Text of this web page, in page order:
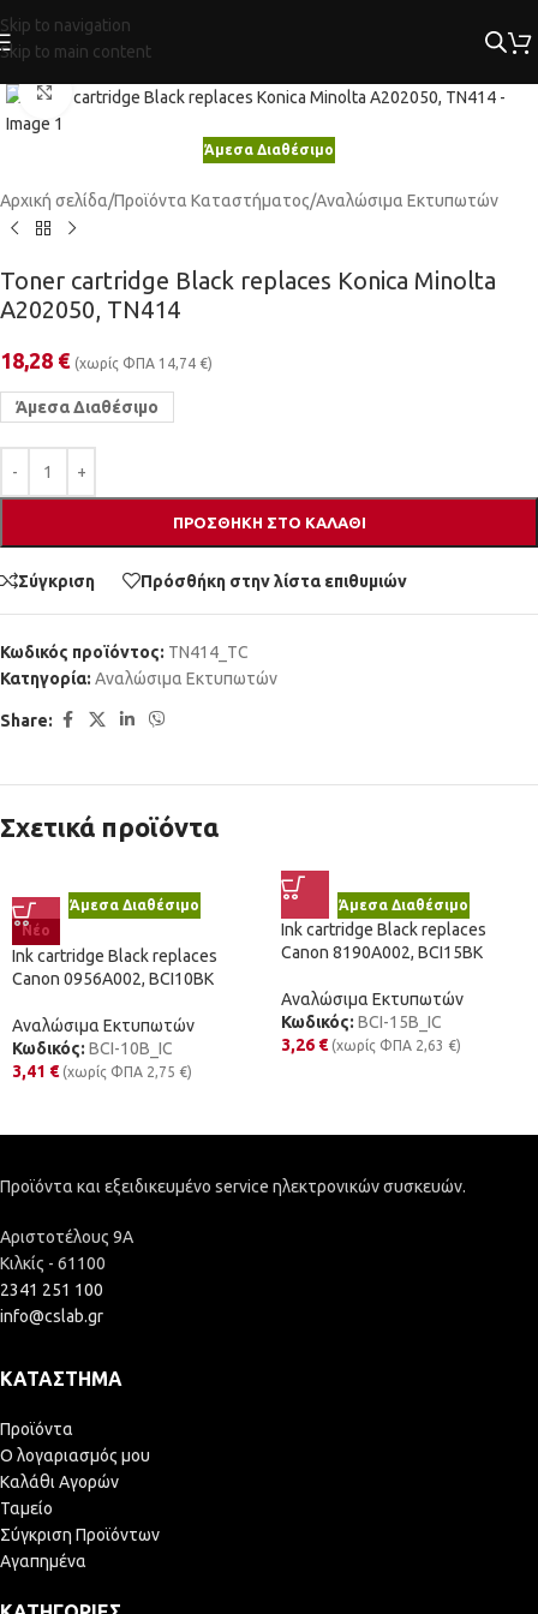
Skip to navigation
Skip to main content
Κλικ για μεγέθυνση
Άμεσα Διαθέσιμο
Αρχική σελίδα/Προϊόντα Καταστήματος/Αναλώσιμα Εκτυπωτών
Toner cartridge Black replaces Konica Minolta
A202050, TN414
18,28 € (χωρίς ΦΠΑ 14,74 €)
Άμεσα Διαθέσιμο
ΠΡΟΣΘΉΚΗ ΣΤΟ ΚΑΛΆΘΙ
Σύγκριση Πρόσθήκη στην λίστα επιθυμιών
Κωδικός προϊόντος: TN414_TC
Κατηγορία: Αναλώσιμα Εκτυπωτών
Share:
Σχετικά προϊόντα
Άμεσα Διαθέσιμο
Νέο
Ink cartridge Black replaces
Canon 0956A002, BCI10BK
Αναλώσιμα Εκτυπωτών
Κωδικός: BCI-10B_IC
3,41 € (χωρίς ΦΠΑ 2,75 €)
Άμεσα Διαθέσιμο
Ink cartridge Black replaces
Canon 8190A002, BCI15BK
Αναλώσιμα Εκτυπωτών
Κωδικός: BCI-15B_IC
3,26 € (χωρίς ΦΠΑ 2,63 €)
Προϊόντα και εξειδικευμένο service ηλεκτρονικών συσκευών.
Αριστοτέλους 9Α
Κιλκίς - 61100
2341 251 100
info@cslab.gr
ΚΑΤΆΣΤΗΜΑ
Προϊόντα
Ο λογαριασμός μου
Καλάθι Αγορών
Ταμείο
Σύγκριση Προϊόντων
Αγαπημένα